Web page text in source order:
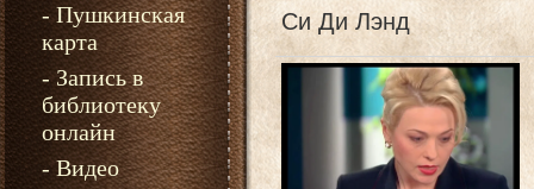
- Пушкинская
карта
- Запись в
библиотеку
онлайн
- Видео
Си Ди Лэнд